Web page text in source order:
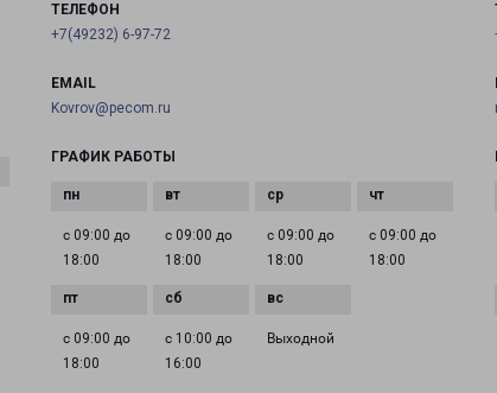
ТЕЛЕФОН
+7(49232) 6-97-72
EMAIL
Kovrov@pecom.ru
ГРАФИК РАБОТЫ
с 09:00 до
18:00
с 09:00 до
18:00
с 09:00 до
18:00
с 09:00 до
18:00
с 09:00 до
18:00
с 10:00 до
16:00
Выходной